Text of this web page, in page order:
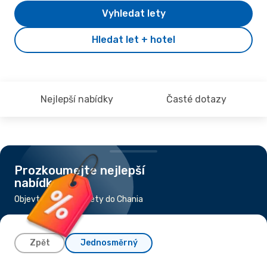
Hledat let + hotel
Vyhledat lety
Nejlepší nabídky Časté dotazy
Prozkoumejte nejlepší
nabídky
Objevte nejlevnější lety do Chania
Zpět Jednosměrný